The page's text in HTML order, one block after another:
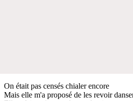
On était pas censés chialer encore
Mais elle m'a proposé de les revoir